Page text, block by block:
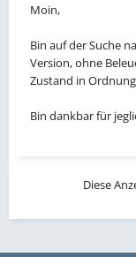
Moin,
Bin auf der Suche
Version, ohne
Zustand in
Bin dankbar für
Diese